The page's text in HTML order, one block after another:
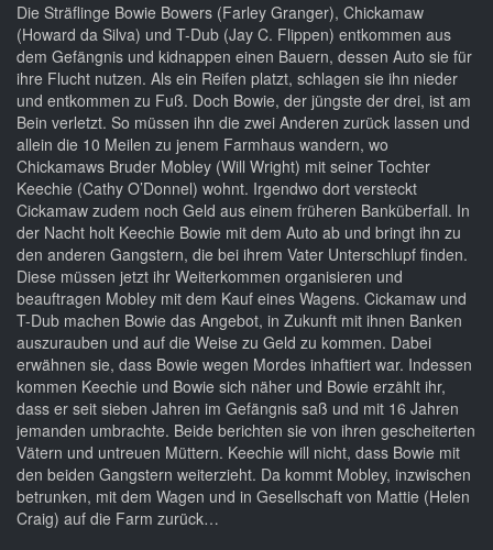
Die Sträflinge Bowie Bowers (Farley Granger), Chickamaw
(Howard da Silva) und T-Dub (Jay C. Flippen) entkommen aus
dem Gefängnis und kidnappen einen Bauern, dessen Auto sie für
ihre Flucht nutzen. Als ein Reifen platzt, schlagen sie ihn nieder
und entkommen zu Fuß. Doch Bowie, der jüngste der drei, ist am
Bein verletzt. So müssen ihn die zwei Anderen zurück lassen und
allein die 10 Meilen zu jenem Farmhaus wandern, wo
Chickamaws Bruder Mobley (Will Wright) mit seiner Tochter
Keechie (Cathy O’Donnel) wohnt. Irgendwo dort versteckt
Cickamaw zudem noch Geld aus einem früheren Banküberfall. In
der Nacht holt Keechie Bowie mit dem Auto ab und bringt ihn zu
den anderen Gangstern, die bei ihrem Vater Unterschlupf finden.
Diese müssen jetzt ihr Weiterkommen organisieren und
beauftragen Mobley mit dem Kauf eines Wagens. Cickamaw und
T-Dub machen Bowie das Angebot, in Zukunft mit ihnen Banken
auszurauben und auf die Weise zu Geld zu kommen. Dabei
erwähnen sie, dass Bowie wegen Mordes inhaftiert war. Indessen
kommen Keechie und Bowie sich näher und Bowie erzählt ihr,
dass er seit sieben Jahren im Gefängnis saß und mit 16 Jahren
jemanden umbrachte. Beide berichten sie von ihren gescheiterten
Vätern und untreuen Müttern. Keechie will nicht, dass Bowie mit
den beiden Gangstern weiterzieht. Da kommt Mobley, inzwischen
betrunken, mit dem Wagen und in Gesellschaft von Mattie (Helen
Craig) auf die Farm zurück…